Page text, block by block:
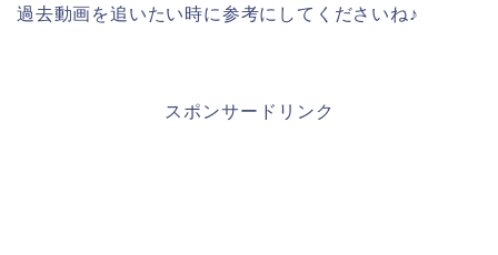
過去動画を追いたい時に参考にしてくださいね♪
スポンサードリンク